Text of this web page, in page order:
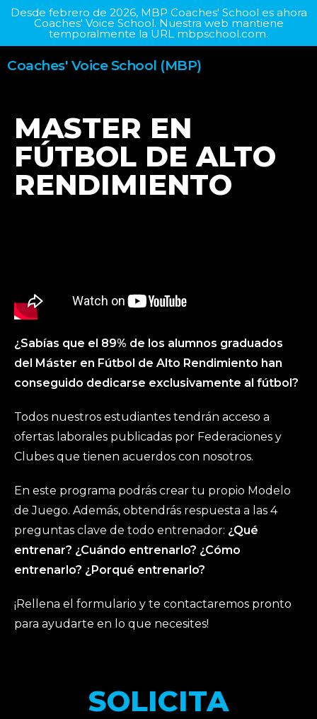
Desde febrero de 2026, MBP Coaches' School es ahora
Coaches' Voice School. Nuestra web mantiene
temporalmente la URL mbpschool.com.
Coaches' Voice School (MBP)
SOLICITA
MASTER EN
FÚTBOL DE ALTO
RENDIMIENTO
¿Sabías que el 89% de los alumnos graduados
del Máster en Fútbol de Alto Rendimiento han
conseguido dedicarse exclusivamente al fútbol?
Todos nuestros estudiantes tendrán acceso a
ofertas laborales publicadas por Federaciones y
Clubes que tienen acuerdos con nosotros.
En este programa podrás crear tu propio Modelo
de Juego. Además, obtendrás respuesta a las 4
preguntas clave de todo entrenador: ¿Qué
entrenar? ¿Cuándo entrenarlo? ¿Cómo
entrenarlo? ¿Porqué entrenarlo?
¡Rellena el formulario y te contactaremos pronto
para ayudarte en lo que necesites!